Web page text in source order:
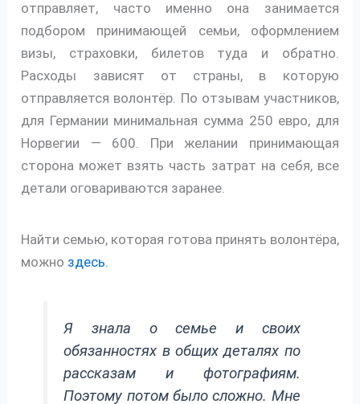
отправляет, часто именно она занимается
подбором принимающей семьи, оформлением
визы, страховки, билетов туда и обратно.
Расходы зависят от страны, в которую
отправляется волонтёр. По отзывам участников,
для Германии минимальная сумма 250 евро, для
Норвегии — 600. При желании принимающая
сторона может взять часть затрат на себя, все
детали оговариваются заранее.
Найти семью, которая готова принять волонтёра,
можно здесь.
Я знала о семье и своих
обязанностях в общих деталях по
рассказам и фотографиям.
Поэтому потом было сложно. Мне